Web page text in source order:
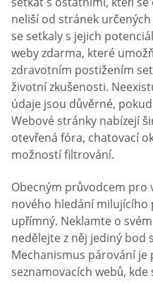
neliší od stránek
se setkaly s jejich
weby zdarma, které
zdravotním postižením
životní zkušenosti.
údaje jsou důvěrné,
Webové stránky nabízejí
otevřená fóra, chatovací
možností filtrování.
Obecným průvodcem pro
nového hledání milujícího
upřímný. Neklamte o
nedělejte z něj jediný bod
Mechanismus párování je
seznamovacích webů,